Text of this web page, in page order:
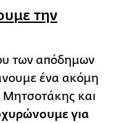
την
των απόδημων
ένα ακόμη
Μητσοτάκης και
για